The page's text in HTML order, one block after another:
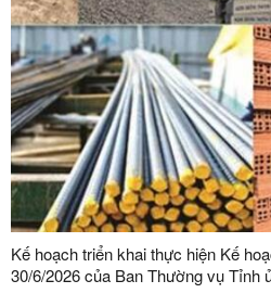
Kế hoạch triển khai thực hiện Kế
30/6/2026 của Ban Thường vụ Tỉnh